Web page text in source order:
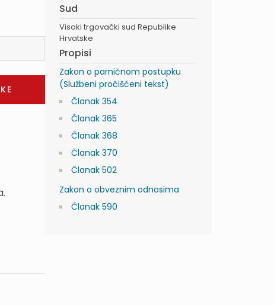
Sud
Visoki trgovački sud Republike
Hrvatske
Propisi
Zakon o parničnom postupku
(Službeni pročišćeni tekst)
Članak 354
Članak 365
Članak 368
Članak 370
Članak 502
Zakon o obveznim odnosima
Članak 590